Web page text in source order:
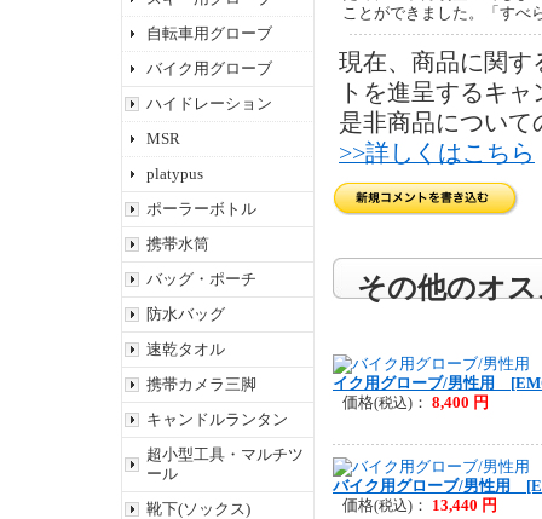
自転車用グローブ
バイク用グローブ
ハイドレーション
MSR
platypus
ポーラーボトル
携帯水筒
バッグ・ポーチ
防水バッグ
速乾タオル
携帯カメラ三脚
キャンドルランタン
超小型工具・マルチツ
ール
靴下(ソックス)
ことができました。「すべ
現在、商品に関す
トを進呈するキ
是非商品について
>>詳しくはこちら
その他のオ
イク用グローブ/男性用
価格(税込) ： 8,400 円
バイク用グローブ/男性用
価格(税込) ： 13,440 円